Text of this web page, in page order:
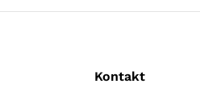
Kontakt